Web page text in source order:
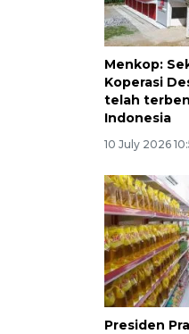
Menkop:
Koperasi
telah
Indonesia
10 July 2026
Presiden